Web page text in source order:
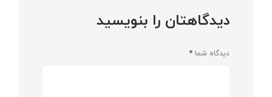
دیدگاهتان را بنویسید
دیدگاه شما *